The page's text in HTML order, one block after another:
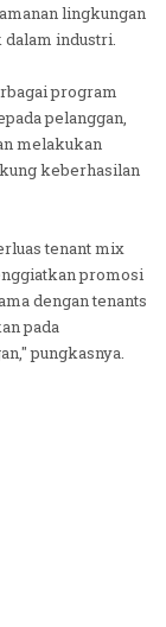
lingkungan
dalam industri.
program
pelanggan,
melakukan
keberhasilan
tenant mix
promosi
dengan tenants
pada
pungkasnya.